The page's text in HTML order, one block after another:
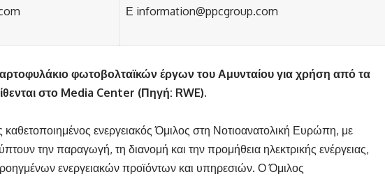
Ε information@ppcgroup.com
φωτοβολταϊκών έργων του Αμυνταίου για χρήση από τα
στο Media Center (Πηγή: RWE).
ενεργειακός Όμιλος στη Νοτιοανατολική Ευρώπη, με
την παραγωγή, τη διανομή και την προμήθεια ηλεκτρικής ενέργειας,
ενεργειακών προϊόντων και υπηρεσιών. Ο Όμιλος